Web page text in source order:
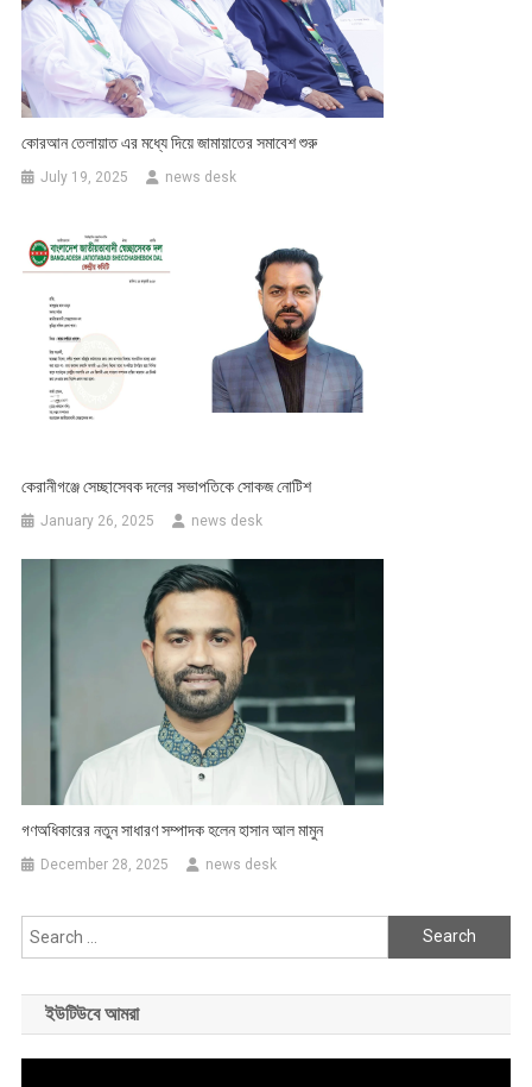
কোরআন তেলায়াত এর মধ্যে দিয়ে জামায়াতের সমাবেশ শুরু
July 19, 2025 news desk
কেরানীগঞ্জে সেচ্ছাসেবক দলের সভাপতিকে সোকজ নোটিশ
January 26, 2025 news desk
গণঅধিকারের নতুন সাধারণ সম্পাদক হলেন হাসান আল মামুন
December 28, 2025 news desk
Search
for:
ইউটিউবে আমরা